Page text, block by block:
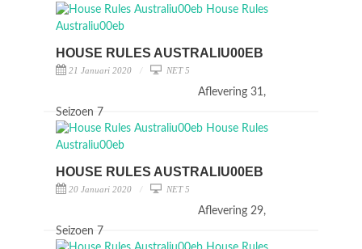
HOUSE RULES AUSTRALIU00EB
21 Januari 2020 NET 5
Aflevering 31,
Seizoen 7
HOUSE RULES AUSTRALIU00EB
20 Januari 2020 NET 5
Aflevering 29,
Seizoen 7